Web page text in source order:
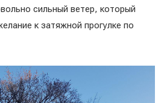
сильный ветер, который
к затяжной прогулке по